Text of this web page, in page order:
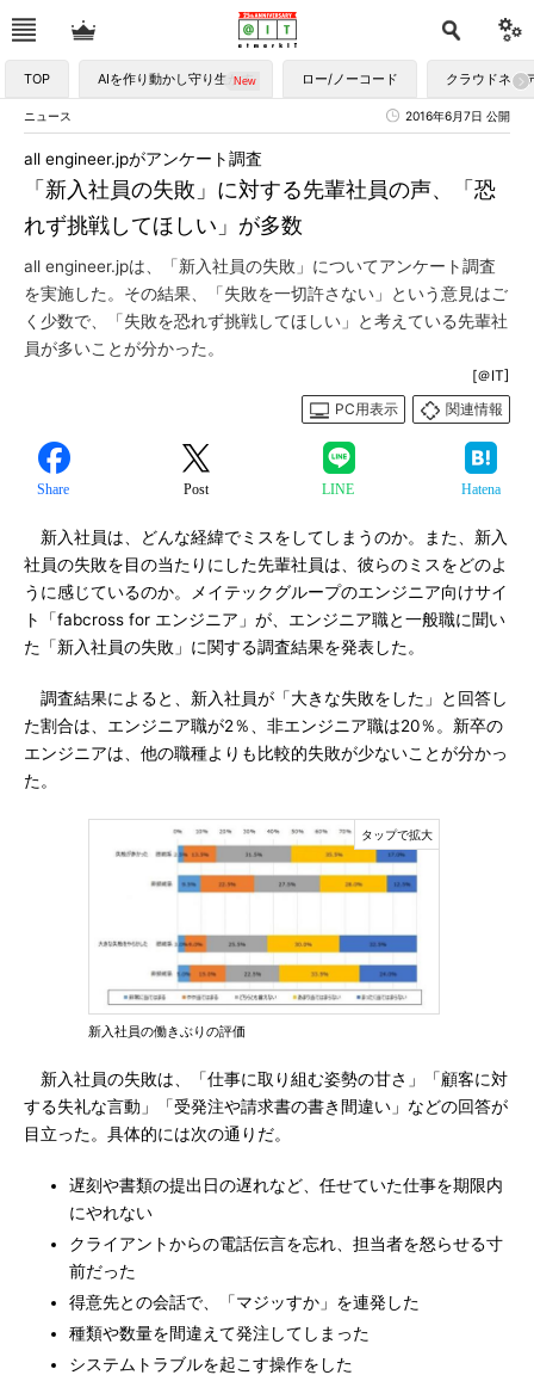
TOP AIを作り動かし守り生かす ロー/ノーコード クラウドネイ
ニュース 2016年6月7日 公開
「新入社員の失敗」に対する先輩社員の声、「恐
れず挑戦してほしい」が多数
all engineer.jpがアンケート調査
all engineer.jpは、「新入社員の失敗」についてアンケート調査
を実施した。その結果、「失敗を一切許さない」という意見はご
く少数で、「失敗を恐れず挑戦してほしい」と考えている先輩社
員が多いことが分かった。
[＠IT]
PC用表示
関連情報
Share Post LINE Hatena
新入社員は、どんな経緯でミスをしてしまうのか。また、新入
社員の失敗を目の当たりにした先輩社員は、彼らのミスをどのよ
うに感じているのか。メイテックグループのエンジニア向けサイ
ト「fabcross for エンジニア」が、エンジニア職と一般職に聞い
た「新入社員の失敗」に関する調査結果を発表した。
調査結果によると、新入社員が「大きな失敗をした」と回答し
た割合は、エンジニア職が2％、非エンジニア職は20％。新卒の
エンジニアは、他の職種よりも比較的失敗が少ないことが分かっ
た。
新入社員の働きぶりの評価
新入社員の失敗は、「仕事に取り組む姿勢の甘さ」「顧客に対
する失礼な言動」「受発注や請求書の書き間違い」などの回答が
目立った。具体的には次の通りだ。
遅刻や書類の提出日の遅れなど、任せていた仕事を期限内
にやれない
クライアントからの電話伝言を忘れ、担当者を怒らせる寸
前だった
得意先との会話で、「マジッすか」を連発した
種類や数量を間違えて発注してしまった
システムトラブルを起こす操作をした